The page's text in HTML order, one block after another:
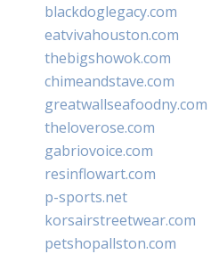
blackdoglegacy.com
eatvivahouston.com
thebigshowok.com
chimeandstave.com
greatwallseafoodny.com
theloverose.com
gabriovoice.com
resinflowart.com
p-sports.net
korsairstreetwear.com
petshopallston.com